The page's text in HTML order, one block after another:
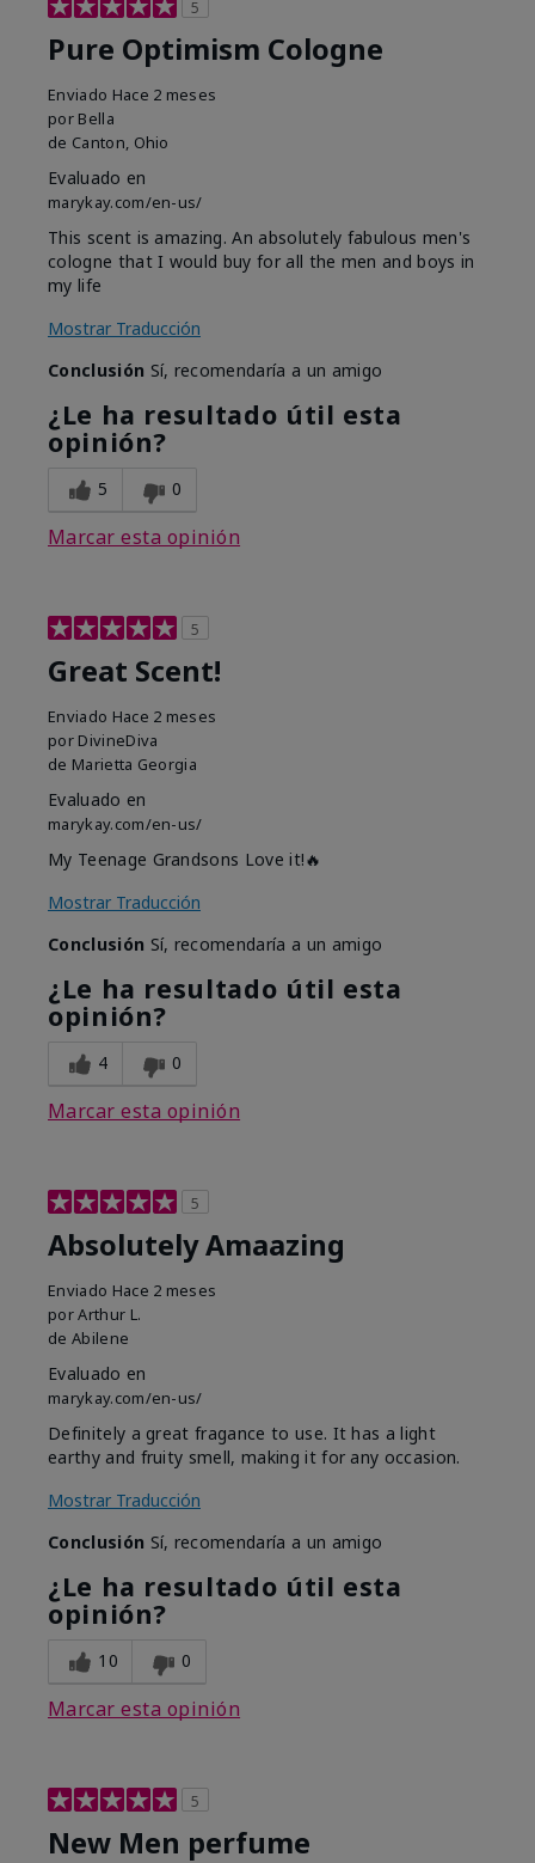
5
Pure Optimism Cologne
Enviado Hace 2 meses
por Bella
de Canton, Ohio
Evaluado en
marykay.com/en-us/
This scent is amazing. An absolutely fabulous men's
cologne that I would buy for all the men and boys in
my life
Mostrar Traducción
Conclusión Sí, recomendaría a un amigo
¿Le ha resultado útil esta
opinión?
5 0
Marcar esta opinión
5
Great Scent!
Enviado Hace 2 meses
por DivineDiva
de Marietta Georgia
Evaluado en
marykay.com/en-us/
My Teenage Grandsons Love it!🔥
Mostrar Traducción
Conclusión Sí, recomendaría a un amigo
¿Le ha resultado útil esta
opinión?
4 0
Marcar esta opinión
5
Absolutely Amaazing
Enviado Hace 2 meses
porArthur L.
de Abilene
Evaluado en
marykay.com/en-us/
Definitely a great fragance to use. It has a light
earthy and fruity smell, making it for any occasion.
Mostrar Traducción
Conclusión Sí, recomendaría a un amigo
¿Le ha resultado útil esta
opinión?
10 0
Marcar esta opinión
5
New Men perfume